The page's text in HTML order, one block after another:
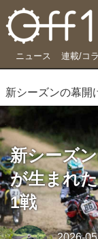
ニュース 連載/コ
新シーズ
が生まれ
1戦